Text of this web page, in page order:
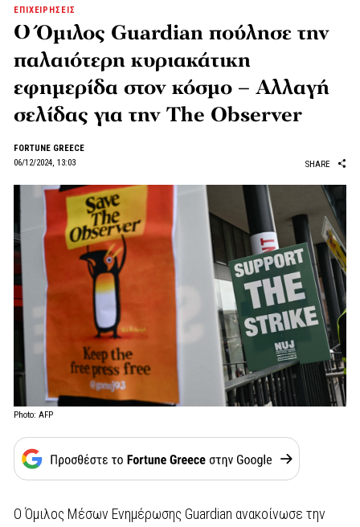
ΕΠΙΧΕΙΡΗΣΕΙΣ
Ο Όμιλος Guardian πούλησε την
παλαιότερη κυριακάτικη
εφημερίδα στον κόσμο – Αλλαγή
σελίδας για την The Observer
FORTUNE GREECE
06/12/2024, 13:03
SHARE
Photo: AFP
Ο Όμιλος Μέσων Ενημέρωσης Guardian ανακοίνωσε την